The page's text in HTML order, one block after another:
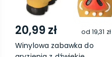
20,99 zł od 19,31 zł
Winylowa zabawka do